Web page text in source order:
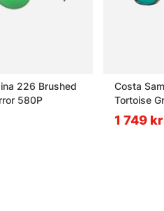
226 Brushed
580P
Costa
Tortoise
1 749 kr